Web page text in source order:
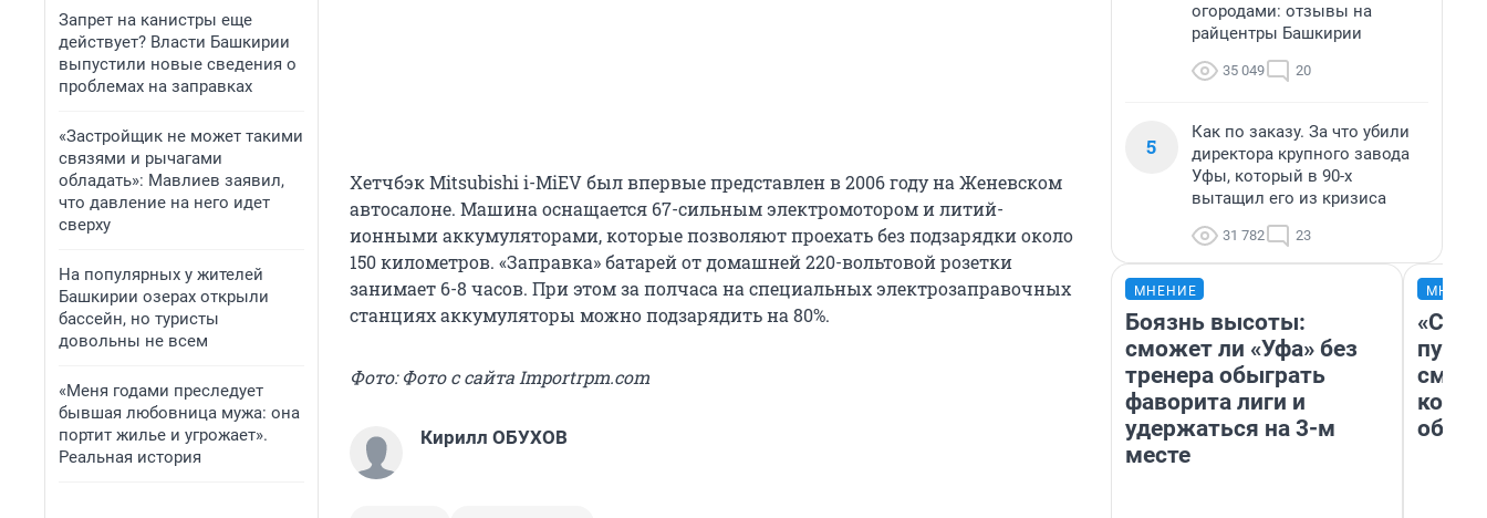
Запрет на канистры еще
действует? Власти Башкирии
выпустили новые сведения о
проблемах на заправках
«Застройщик не может такими
связями и рычагами
обладать»: Мавлиев заявил,
что давление на него идет
сверху
На популярных у жителей
Башкирии озерах открыли
бассейн, но туристы
довольны не всем
«Меня годами преследует
бывшая любовница мужа: она
портит жилье и угрожает».
Реальная история
Хетчбэк Mitsubishi i-MiEV был впервые представлен в 2006 году на Женевском
автосалоне. Машина оснащается 67-сильным электромотором и литий-
ионными аккумуляторами, которые позволяют проехать без подзарядки около
150 километров. «Заправка» батарей от домашней 220-вольтовой розетки
занимает 6-8 часов. При этом за полчаса на специальных электрозаправочных
станциях аккумуляторы можно подзарядить на 80%.
Фото: Фото с сайта Importrpm.com
Кирилл ОБУХОВ
огородами: отзывы на
райцентры Башкирии
35 049 20
5
Как по заказу. За что убили
директора крупного завода
Уфы, который в 90-х
вытащил его из кризиса
31 782 23
МНЕНИЕ
Боязнь высоты:
сможет ли «Уфа» без
тренера обыграть
фаворита лиги и
удержаться на 3-м
месте